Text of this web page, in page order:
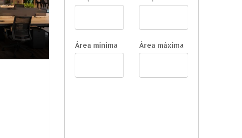
Área mínima Área máxima